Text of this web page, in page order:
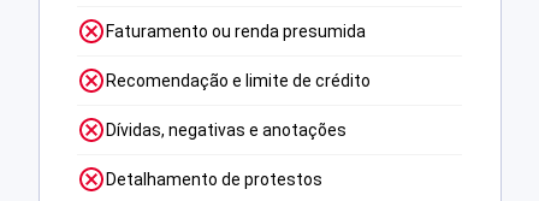
Faturamento ou renda presumida
Recomendação e limite de crédito
Dívidas, negativas e anotações
Detalhamento de protestos